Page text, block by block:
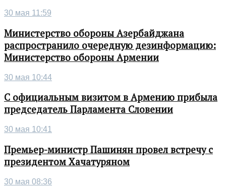
30 мая 11:59
Министерство обороны Азербайджана
распространило очередную дезинформацию:
Министерство обороны Армении
30 мая 10:44
С официальным визитом в Армению прибыла
председатель Парламента Словении
30 мая 10:41
Премьер-министр Пашинян провел встречу с
президентом Хачатуряном
30 мая 08:36